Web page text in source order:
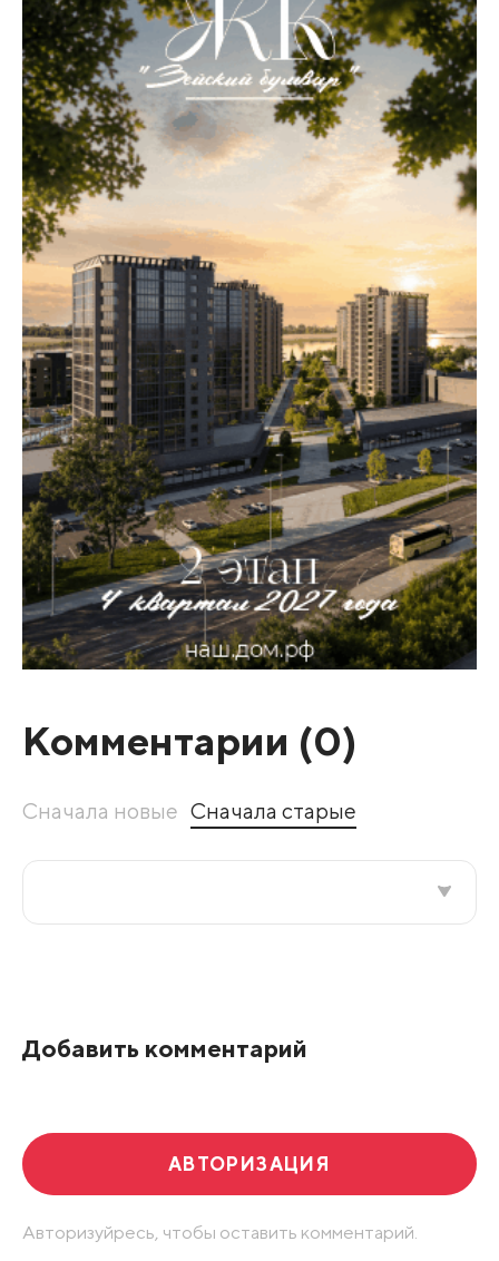
Комментарии (0)
Сначала новые Сначала старые
Добавить комментарий
АВТОРИЗАЦИЯ
Авторизуйресь, чтобы оставить комментарий.